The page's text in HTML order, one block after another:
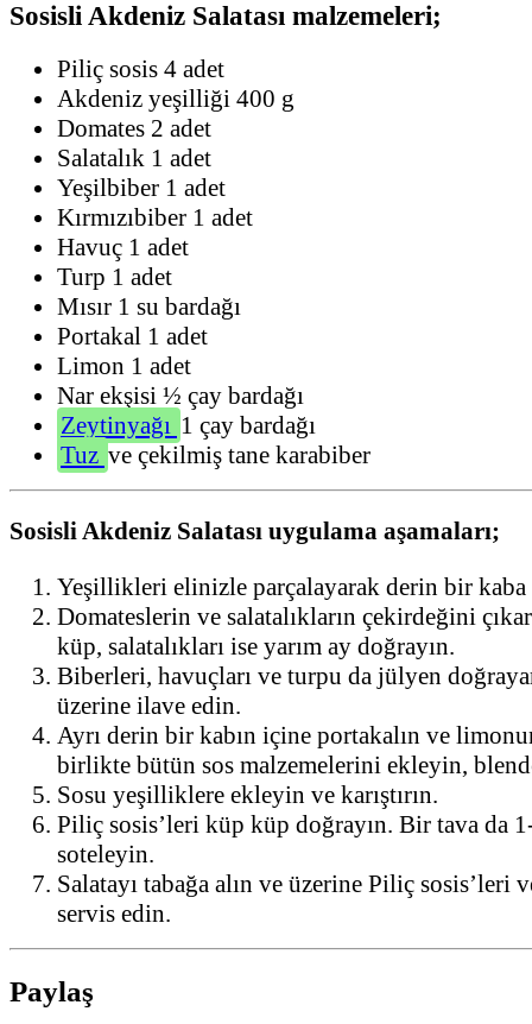
Sosisli Akdeniz Salatası malzemeleri;
Piliç sosis 4 adet
Akdeniz yeşilliği 400 g
Domates 2 adet
Salatalık 1 adet
Yeşilbiber 1 adet
Kırmızıbiber 1 adet
Havuç 1 adet
Turp 1 adet
Mısır 1 su bardağı
Portakal 1 adet
Limon 1 adet
Nar ekşisi ½ çay bardağı
Zeytinyağı 1 çay bardağı
Tuz ve çekilmiş tane karabiber
Sosisli Akdeniz Salatası uygulama aşamaları;
Yeşillikleri elinizle parçalayarak derin bir kaba
Domateslerin ve salatalıkların çekirdeğini
küp, salatalıkları ise yarım ay doğrayın.
Biberleri, havuçları ve turpu da jülyen
üzerine ilave edin.
Ayrı derin bir kabın içine portakalın ve
birlikte bütün sos malzemelerini ekleyin,
Sosu yeşilliklere ekleyin ve karıştırın.
Piliç sosis’leri küp küp doğrayın. Bir tava da
soteleyin.
Salatayı tabağa alın ve üzerine Piliç sosis’leri
servis edin.
Paylaş